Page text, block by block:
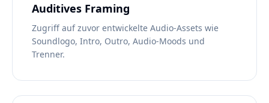
Auditives Framing
Zugriff auf zuvor entwickelte Audio-Assets wie
Soundlogo, Intro, Outro, Audio-Moods und
Trenner.